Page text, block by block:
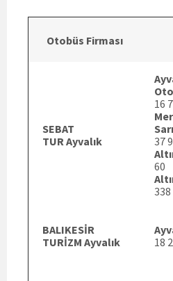
Otobüs Firması
SEBAT
TUR Ayvalık
16
37
60
338
BALIKESİR
TURİZM Ayvalık
18